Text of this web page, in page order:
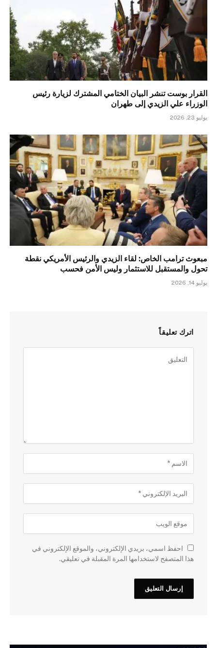
القرار بوست تنشر البيان الختامي المشترك لزيارة رئيس
الوزراء علي الزيدي إلى طهران
يوليو 23, 2026
مبعوث ترامب الخاص: لقاء الزيدي والرئيس الأمريكي نقطة
تحول والمستقبل للاستثمار وليس الأمن فحسب
يوليو 14, 2026
اترك تعليقاً
احفظ اسمي، بريدي الإلكتروني، والموقع الإلكتروني في
هذا المتصفح لاستخدامها المرة المقبلة في تعليقي.